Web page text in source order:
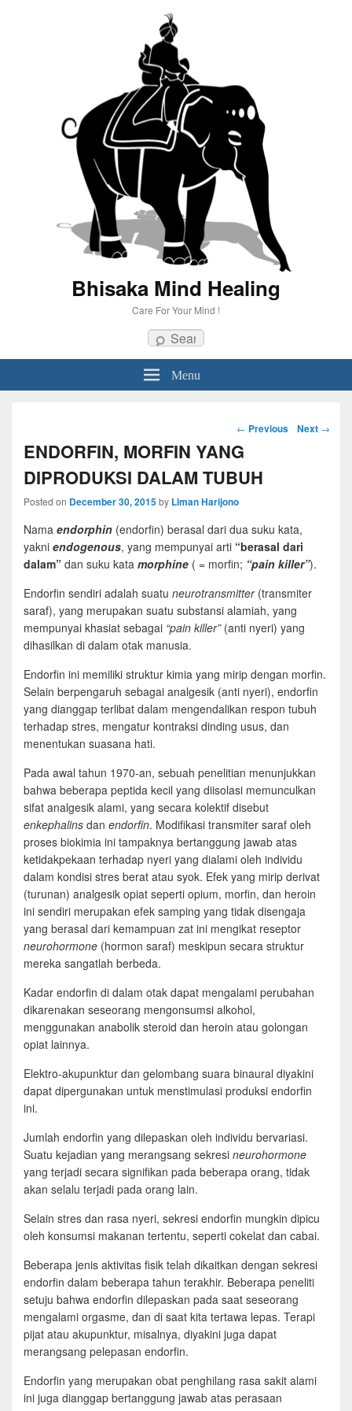
Bhisaka Mind Healing
Care For Your Mind !
Search
Menu
Post
navigation
← Previous Next →
ENDORFIN, MORFIN YANG
DIPRODUKSI DALAM TUBUH
Posted on December 30, 2015by Liman Harijono
Nama endorphin (endorfin) berasal dari dua suku kata,
yakni endogenous, yang mempunyai arti “berasal dari
dalam” dan suku kata morphine ( = morfin; “pain killer”).
Endorfin sendiri adalah suatu neurotransmitter(transmiter
saraf), yang merupakan suatu substansi alamiah, yang
mempunyai khasiat sebagai “pain killer”(anti nyeri) yang
dihasilkan di dalam otak manusia.
Endorfin ini memiliki struktur kimia yang mirip dengan morfin.
Selain berpengaruh sebagai analgesik (anti nyeri), endorfin
yang dianggap terlibat dalam mengendalikan respon tubuh
terhadap stres, mengatur kontraksi dinding usus, dan
menentukan suasana hati.
Pada awal tahun 1970-an, sebuah penelitian menunjukkan
bahwa beberapa peptida kecil yang diisolasi memunculkan
sifat analgesik alami, yang secara kolektif disebut
enkephalins dan endorfin. Modifikasi transmiter saraf oleh
proses biokimia ini tampaknya bertanggung jawab atas
ketidakpekaan terhadap nyeri yang dialami oleh individu
dalam kondisi stres berat atau syok. Efek yang mirip derivat
(turunan) analgesik opiat seperti opium, morfin, dan heroin
ini sendiri merupakan efek samping yang tidak disengaja
yang berasal dari kemampuan zat ini mengikat reseptor
neurohormone (hormon saraf) meskipun secara struktur
mereka sangatlah berbeda.
Kadar endorfin di dalam otak dapat mengalami perubahan
dikarenakan seseorang mengonsumsi alkohol,
menggunakan anabolik steroid dan heroin atau golongan
opiat lainnya.
Elektro-akupunktur dan gelombang suara binaural diyakini
dapat dipergunakan untuk menstimulasi produksi endorfin
ini.
Jumlah endorfin yang dilepaskan oleh individu bervariasi.
Suatu kejadian yang merangsang sekresi neurohormone
yang terjadi secara signifikan pada beberapa orang, tidak
akan selalu terjadi pada orang lain.
Selain stres dan rasa nyeri, sekresi endorfin mungkin dipicu
oleh konsumsi makanan tertentu, seperti cokelat dan cabai.
Beberapa jenis aktivitas fisik telah dikaitkan dengan sekresi
endorfin dalam beberapa tahun terakhir. Beberapa peneliti
setuju bahwa endorfin dilepaskan pada saat seseorang
mengalami orgasme, dan di saat kita tertawa lepas. Terapi
pijat atau akupunktur, misalnya, diyakini juga dapat
merangsang pelepasan endorfin.
Endorfin yang merupakan obat penghilang rasa sakit alami
ini juga dianggap bertanggung jawab atas perasaan